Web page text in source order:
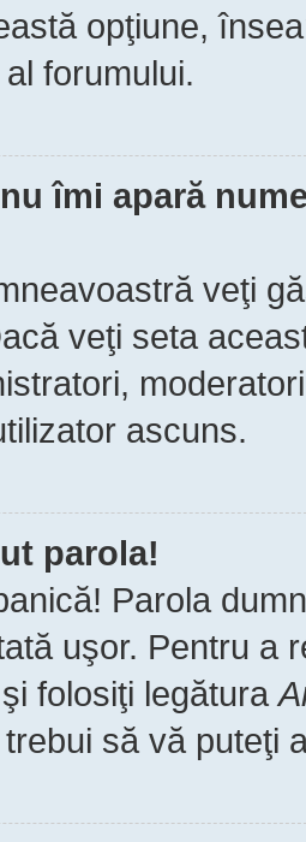
opţiune,
forumului.
îmi apară
veţi
veţi seta
ascuns.
parola!
Parola
uşor. Pentru a
folosiţi legătura
să vă puteţi